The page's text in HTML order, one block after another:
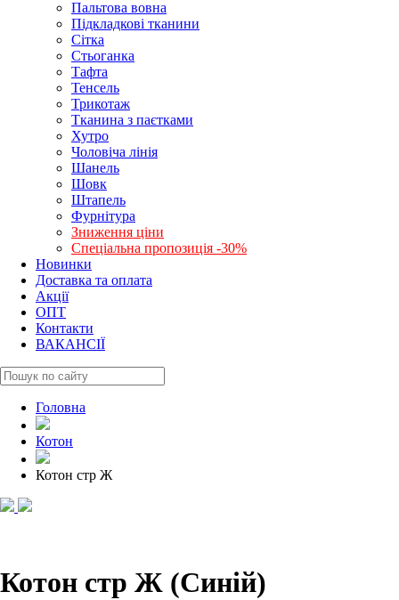
Пальтова вовна
Підкладкові тканини
Сітка
Стьоганка
Тафта
Тенсель
Трикотаж
Тканина з паєтками
Хутро
Чоловіча лінія
Шанель
Шовк
Штапель
Фурнітура
Зниження ціни
Спеціальна пропозиція -30%
Новинки
Доставка та оплата
Акції
ОПТ
Контакти
ВАКАНСІЇ
Головна
Котон
Котон стр Ж
Котон стр Ж (Синій)